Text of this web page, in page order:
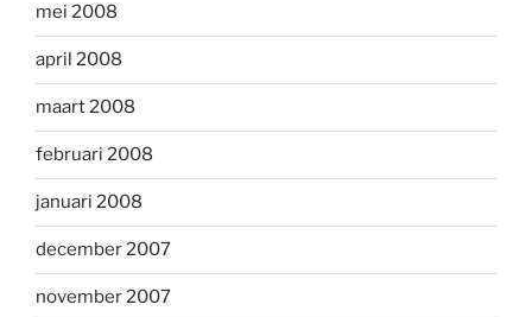
mei 2008
april 2008
maart 2008
februari 2008
januari 2008
december 2007
november 2007